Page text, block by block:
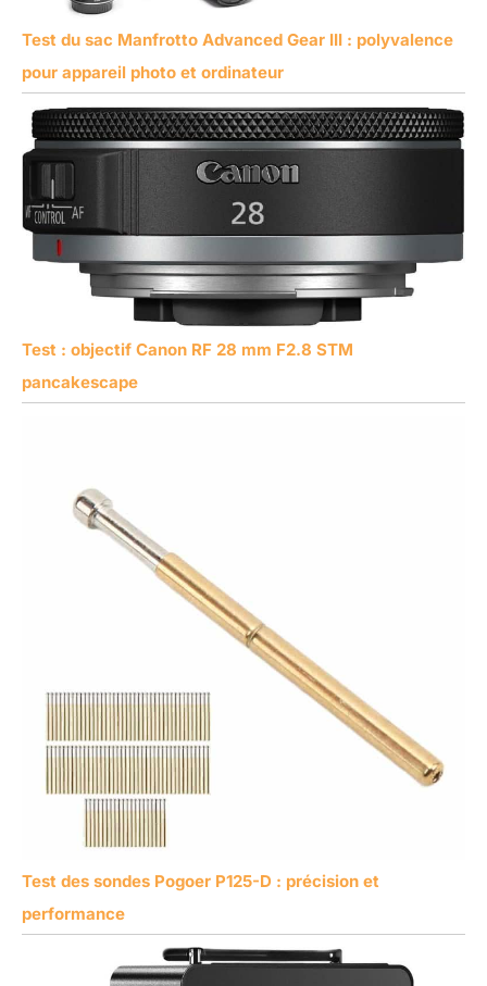
Test du sac Manfrotto Advanced Gear III : polyvalence
pour appareil photo et ordinateur
Test : objectif Canon RF 28 mm F2.8 STM
pancakescape
Test des sondes Pogoer P125-D : précision et
performance